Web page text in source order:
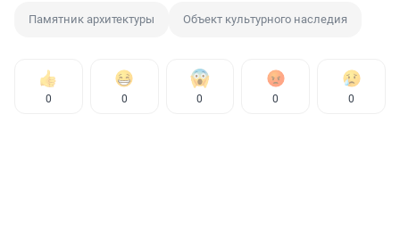
Памятник архитектуры Объект культурного наследия
0 0 0 0 0